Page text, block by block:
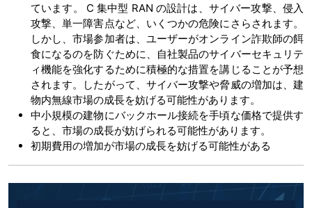
ています。 C 集中型 RAN の設計は、サイバー攻撃、侵入
攻撃、単一障害点など、いくつかの危険にさらされます。
しかし、市場参加者は、ユーザーがオンライン詐欺師の餌
食になるのを防ぐために、自社製品のサイバーセキュリテ
ィ機能を強化するために積極的な措置を講じることが予想
されます。したがって、サイバー攻撃や脅威の増加は、建
物内無線市場の成長を妨げる可能性があります。
中小規模の建物にバックホール接続を手頃な価格で提供す
ると、市場の成長が妨げられる可能性があります。
初期費用の増加が市場の成長を妨げる可能性がある